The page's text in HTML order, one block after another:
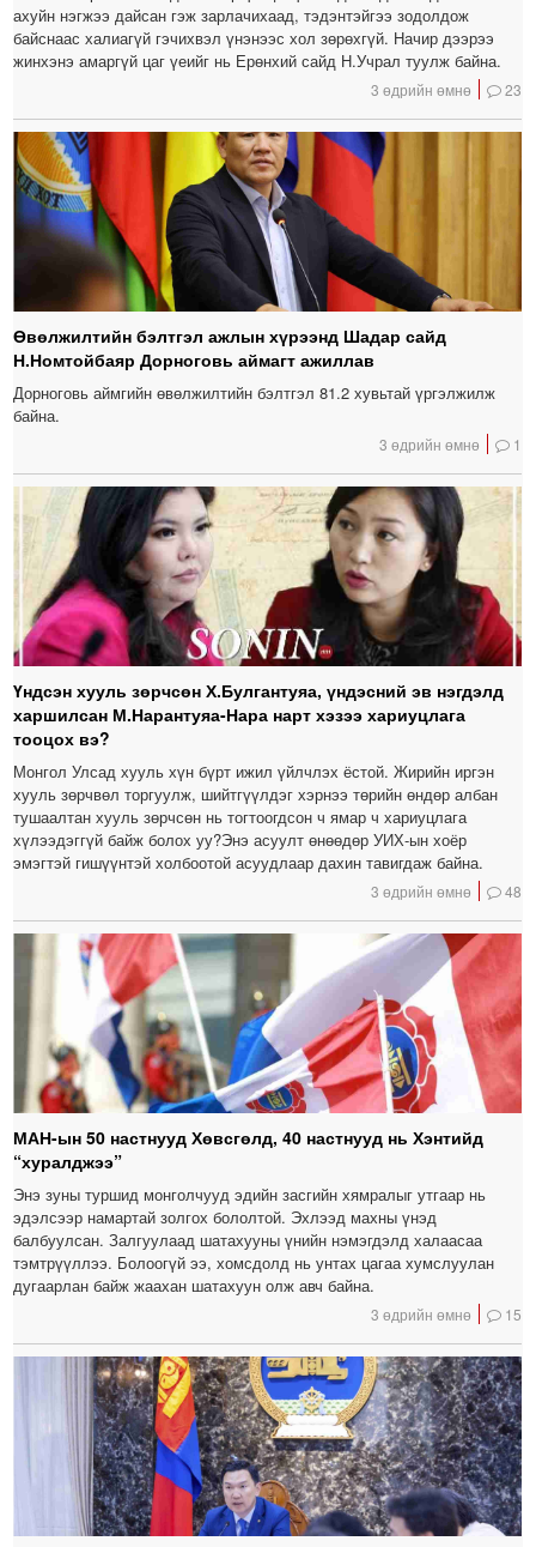
ахуйн нэгжээ дайсан гэж зарлачихаад, тэдэнтэйгээ зодолдож
байснаас халиагүй гэчихвэл үнэнээс хол зөрөхгүй. Начир дээрээ
жинхэнэ амаргүй цаг үеийг нь Ерөнхий сайд Н.Учрал туулж байна.
3 өдрийн өмнө 23
Өвөлжилтийн бэлтгэл ажлын хүрээнд Шадар сайд
Н.Номтойбаяр Дорноговь аймагт ажиллав
Дорноговь аймгийн өвөлжилтийн бэлтгэл 81.2 хувьтай үргэлжилж
байна.
3 өдрийн өмнө 1
Үндсэн хууль зөрчсөн Х.Булгантуяа, үндэсний эв нэгдэлд
харшилсан М.Нарантуяа-Нара нарт хэзээ хариуцлага
тооцох вэ?
Монгол Улсад хууль хүн бүрт ижил үйлчлэх ёстой. Жирийн иргэн
хууль зөрчвөл торгуулж, шийтгүүлдэг хэрнээ төрийн өндөр албан
тушаалтан хууль зөрчсөн нь тогтоогдсон ч ямар ч хариуцлага
хүлээдэггүй байж болох уу?Энэ асуулт өнөөдөр УИХ-ын хоёр
эмэгтэй гишүүнтэй холбоотой асуудлаар дахин тавигдаж байна.
3 өдрийн өмнө 48
МАН-ын 50 настнууд Хөвсгөлд, 40 настнууд нь Хэнтийд
“хуралджээ”
Энэ зуны туршид монголчууд эдийн засгийн хямралыг утгаар нь
эдэлсээр намартай золгох бололтой. Эхлээд махны үнэд
балбуулсан. Залгуулаад шатахууны үнийн нэмэгдэлд халаасаа
тэмтрүүллээ. Болоогүй ээ, хомсдолд нь унтах цагаа хумслуулан
дугаарлан байж жаахан шатахуун олж авч байна.
3 өдрийн өмнө 15